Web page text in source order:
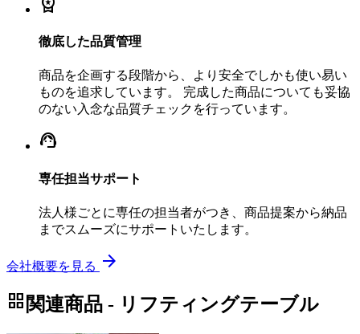
徹底した品質管理
商品を企画する段階から、より安全でしかも使い易い
ものを追求しています。 完成した商品についても妥協
のない入念な品質チェックを行っています。
support_agent
専任担当サポート
法人様ごとに専任の担当者がつき、商品提案から納品
までスムーズにサポートいたします。
会社概要を見る arrow_forward
grid_view 関連商品 - リフティングテーブル